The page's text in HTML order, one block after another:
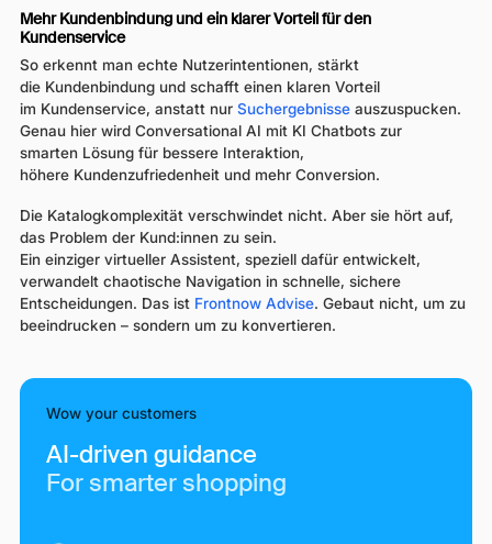
Mehr Kundenbindung und ein klarer Vorteil für den
Kundenservice
So erkennt man echte Nutzerintentionen, stärkt
die Kundenbindung und schafft einen klaren Vorteil
im Kundenservice, anstatt nur Suchergebnisseauszuspucken.
Genau hier wird Conversational AI mit KI Chatbots zur
smarten Lösung für bessere Interaktion,
höhere Kundenzufriedenheit und mehr Conversion.
Die Katalogkomplexität verschwindet nicht. Aber sie hört auf,
das Problem der Kund:innen zu sein.
Ein einziger virtueller Assistent, speziell dafür entwickelt,
verwandelt chaotische Navigation in schnelle, sichere
Entscheidungen. Das ist Frontnow Advise. Gebaut nicht, um zu
beeindrucken – sondern um zu konvertieren.
Wow your customers
AI-driven guidance
For smarter shopping